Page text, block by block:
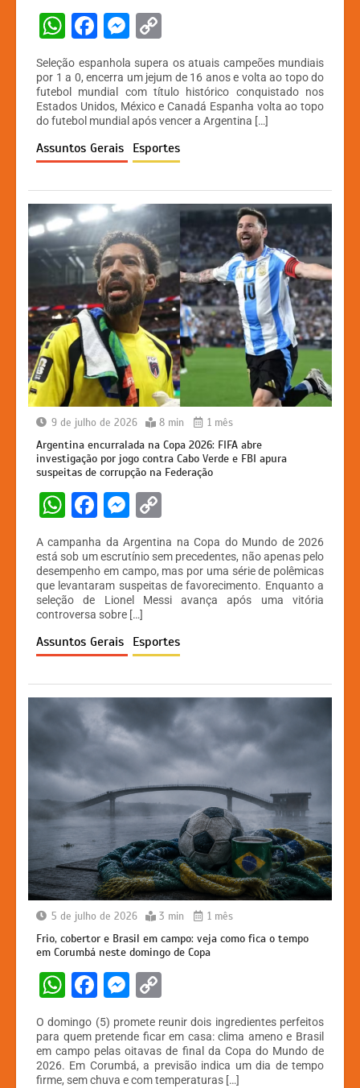
W
h
at
s
A
p
F
a
c
e
b
o
k
M
s
s
e
n
er
p
y
Li
n
Seleção espanhola supera os atuais campeões mundiais
por 1 a 0, encerra um jejum de 16 anos e volta ao topo do
futebol mundial com título histórico conquistado nos
Estados Unidos, México e Canadá Espanha volta ao topo
do futebol mundial após vencer a Argentina […]
Assuntos Gerais Esportes
9 de julho de 2026 8 min 1 mês
Argentina encurralada na Copa 2026: FIFA abre
investigação por jogo contra Cabo Verde e FBI apura
suspeitas de corrupção na Federação
W
at
s
A
p
p
F
a
c
e
b
o
o
k
M
s
s
e
n
g
er
p
y
Li
n
k
A campanha da Argentina na Copa do Mundo de 2026
está sob um escrutínio sem precedentes, não apenas pelo
desempenho em campo, mas por uma série de polêmicas
que levantaram suspeitas de favorecimento. Enquanto a
seleção de Lionel Messi avança após uma vitória
controversa sobre […]
Assuntos Gerais Esportes
5 de julho de 2026 3 min 1 mês
Frio, cobertor e Brasil em campo: veja como fica o tempo
em Corumbá neste domingo de Copa
W
h
at
s
F
a
c
e
M
s
s
p
y
O domingo (5) promete reunir dois ingredientes perfeitos
para quem pretende ficar em casa: clima ameno e Brasil
em campo pelas oitavas de final da Copa do Mundo de
2026. Em Corumbá, a previsão indica um dia de tempo
firme, sem chuva e com temperaturas […]